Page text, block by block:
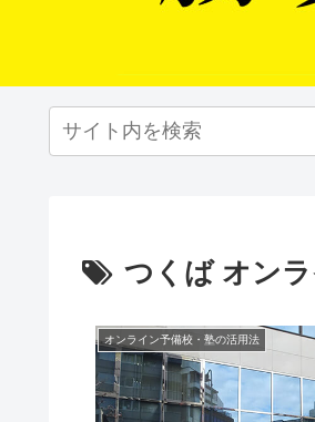
つくば オン
オンライン予備校・塾の活用法